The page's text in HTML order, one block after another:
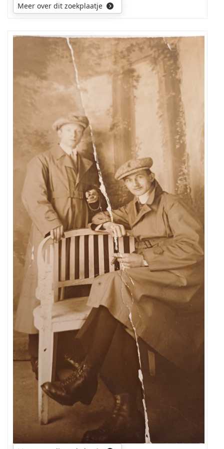
Meer over dit zoekplaatje
persoon
staand